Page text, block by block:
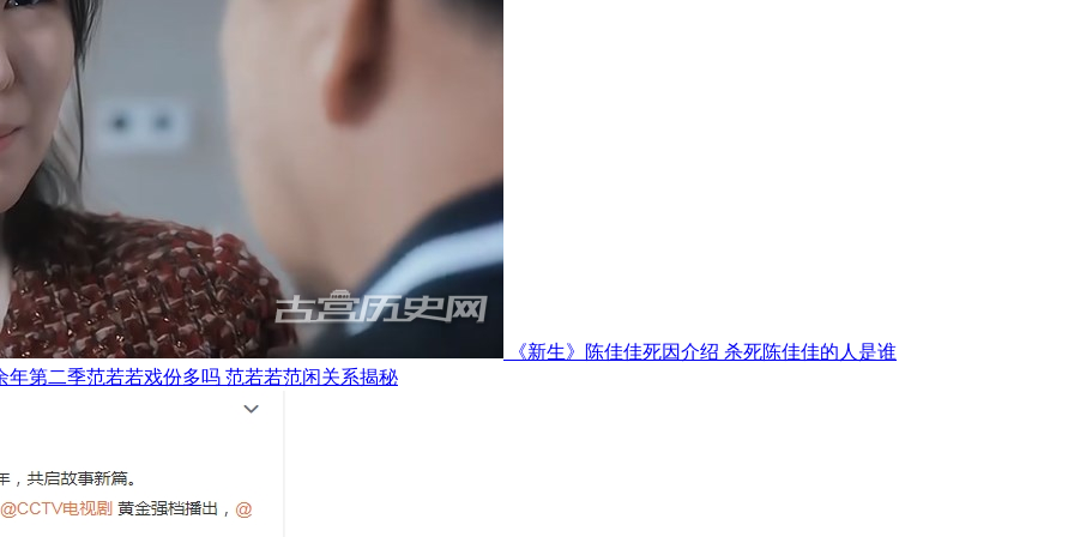
《新生》陈佳佳死因介绍 杀死陈佳佳的人是谁
年第二季范若若戏份多吗 范若若范闲关系揭秘